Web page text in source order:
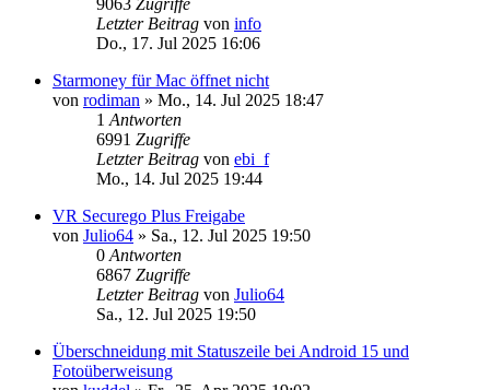
9063 Zugriffe
Letzter Beitrag von info
Do., 17. Jul 2025 16:06
Starmoney für Mac öffnet nicht
von rodiman » Mo., 14. Jul 2025 18:47
1 Antworten
6991 Zugriffe
Letzter Beitrag von ebi_f
Mo., 14. Jul 2025 19:44
VR Securego Plus Freigabe
von Julio64 » Sa., 12. Jul 2025 19:50
0 Antworten
6867 Zugriffe
Letzter Beitrag von Julio64
Sa., 12. Jul 2025 19:50
Überschneidung mit Statuszeile bei Android 15 und
Fotoüberweisung